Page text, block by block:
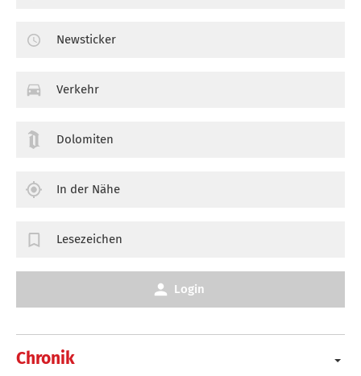
Chronik
Newsticker
Verkehr
Dolomiten
In der Nähe
Lesezeichen
Login